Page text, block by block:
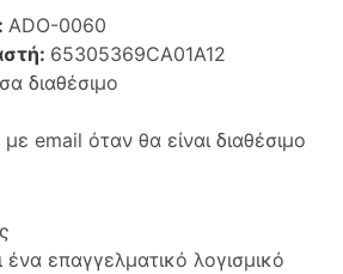
ADO-0060
65305369CA01A12
διαθέσιμο
email όταν θα είναι διαθέσιμο
ένα επαγγελματικό λογισμικό